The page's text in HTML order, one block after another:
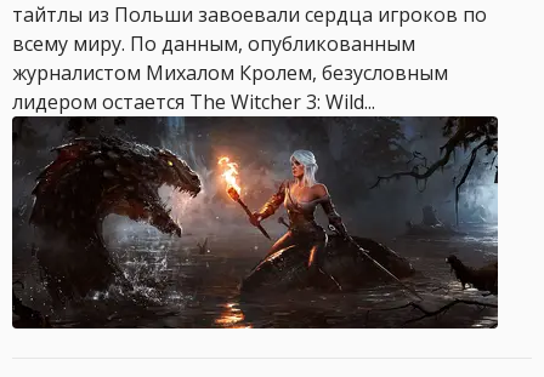
тайтлы из Польши завоевали сердца игроков по
всему миру. По данным, опубликованным
журналистом Михалом Кролем, безусловным
лидером остается The Witcher 3: Wild...